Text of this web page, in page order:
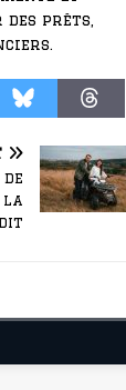
prêts,
la